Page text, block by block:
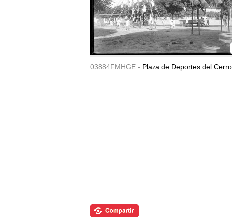
03884FMHGE - Plaza de Deportes del Cerro.